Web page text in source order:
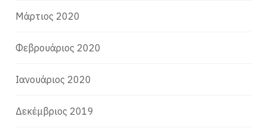
Μάρτιος 2020
Φεβρουάριος 2020
Ιανουάριος 2020
Δεκέμβριος 2019